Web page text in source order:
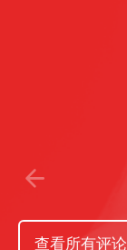
查看所有评论